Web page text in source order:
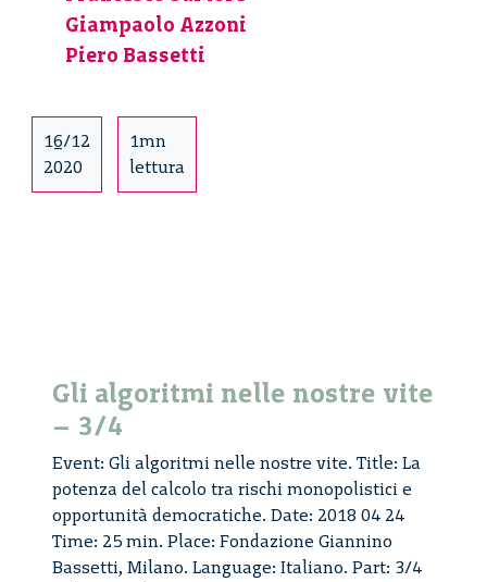
Alice
–
Politiche
e
Giampaolo Azzoni
Piero Bassetti
16/12
2020
1mn
lettura
Gli algoritmi nelle nostre vite
– 3/4
Event: Gli algoritmi nelle nostre vite. Title: La
potenza del calcolo tra rischi monopolistici e
opportunità democratiche. Date: 2018 04 24
Time: 25 min. Place: Fondazione Giannino
Bassetti, Milano. Language: Italiano. Part: 3/4